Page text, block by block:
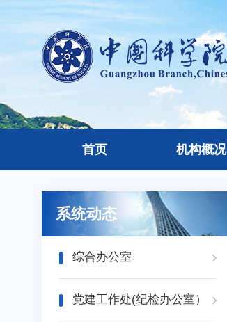
首页 机构概况
系统动态
综合办公室
党建工作处(纪检办公室）